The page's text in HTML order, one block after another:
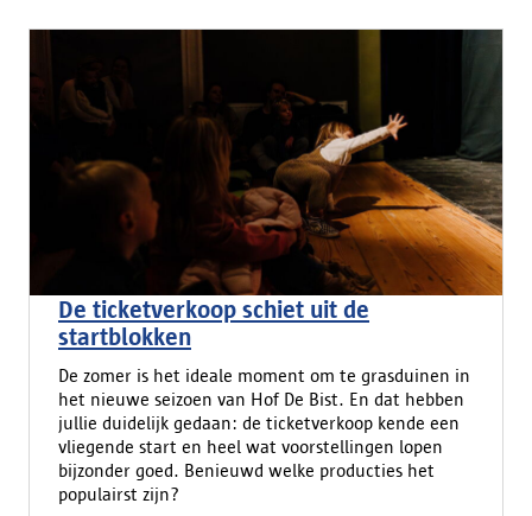
De ticketverkoop schiet uit de
startblokken
De zomer is het ideale moment om te grasduinen in
het nieuwe seizoen van Hof De Bist. En dat hebben
jullie duidelijk gedaan: de ticketverkoop kende een
vliegende start en heel wat voorstellingen lopen
bijzonder goed. Benieuwd welke producties het
populairst zijn?